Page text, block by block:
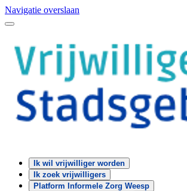
Navigatie overslaan
Ik wil vrijwilliger worden
Ik zoek vrijwilligers
Platform Informele Zorg Weesp